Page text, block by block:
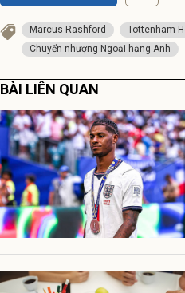
Marcus Rashford Tottenham
Chuyển nhượng Ngoại hạng Anh
BÀI LIÊN QUAN